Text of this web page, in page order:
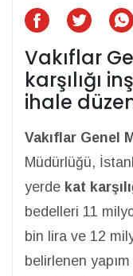
Vakıflar
karşılığı
ihale
Vakıflar Genel
Müdürlüğü,
yerde kat
bedelleri 11
bin lira ve 12
belirlenen